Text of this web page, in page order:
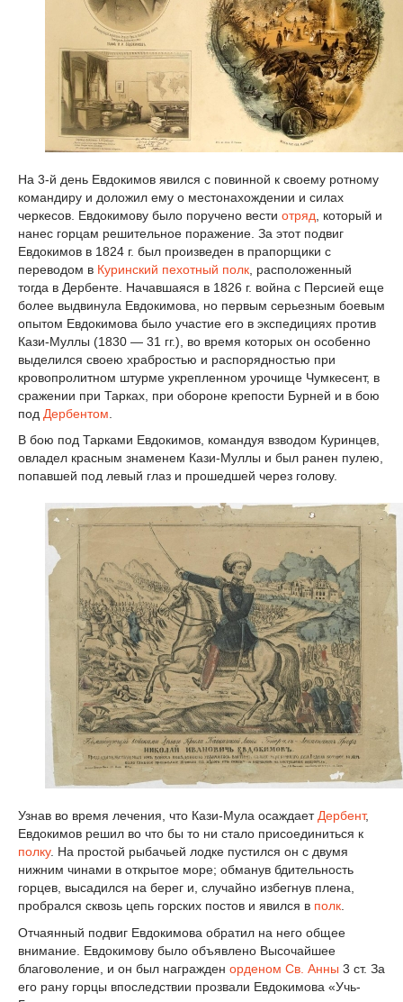
На 3-й день Евдокимов явился с повинной к своему ротному
командиру и доложил ему о местонахождении и силах
черкесов. Евдокимову было поручено вести отряд , который и
нанес горцам решительное поражение. За этот подвиг
Евдокимов в 1824 г. был произведен в прапорщики с
переводом в Куринский пехотный полк , расположенный
тогда в Дербенте. Начавшаяся в 1826 г. война с Персией еще
более выдвинула Евдокимова, но первым серьезным боевым
опытом Евдокимова было участие его в экспедициях против
Кази-Муллы (1830 — 31 гг.), во время которых он особенно
выделился своею храбростью и распорядностью при
кровопролитном штурме укрепленном урочище Чумкесент, в
сражении при Тарках, при обороне крепости Бурней и в бою
под Дербентом
В бою под Тарками Евдокимов, командуя взводом Куринцев,
овладел красным знаменем Кази-Муллы и был ранен пулею,
попавшей под левый глаз и прошедшей через голову.
Узнав во время лечения, что Кази-Мула осаждает Дербент,
Евдокимов решил во что бы то ни стало присоединиться к
полку. На простой рыбачьей лодке пустился он с двумя
нижним чинами в открытое море; обманув бдительность
горцев, высадился на берег и, случайно избегнув плена,
пробрался сквозь цепь горских постов и явился в полк
Отчаянный подвиг Евдокимова обратил на него общее
внимание. Евдокимову было объявлено Высочайшее
благоволение, и он был награжден орденом Св. Анны 3 ст. За
его рану горцы впоследствии прозвали Евдокимова «Учь-